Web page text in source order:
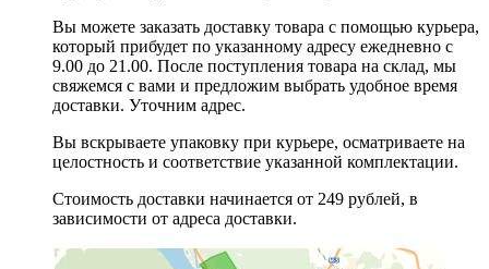
Вы можете заказать доставку товара с помощью курьера,
который прибудет по указанному адресу ежедневно с
9.00 до 21.00. После поступления товара на склад, мы
свяжемся с вами и предложим выбрать удобное время
доставки. Уточним адрес.
Вы вскрываете упаковку при курьере, осматриваете на
целостность и соответствие указанной комплектации.
Стоимость доставки начинается от 249 рублей, в
зависимости от адреса доставки.